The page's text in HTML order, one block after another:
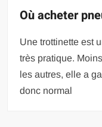
Où acheter
Une trottinette est
très pratique.
les autres, elle a
donc normal